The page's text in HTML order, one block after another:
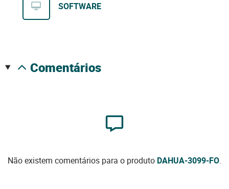
SOFTWARE
comentários
Não existem comentários para o produto DAHUA-3099-FO.